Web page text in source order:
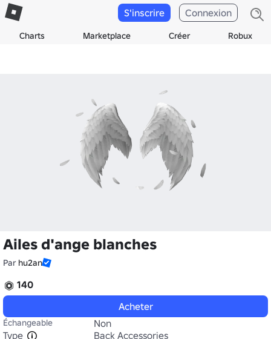
Charts Marketplace Créer Robux
S'inscrire Connexion
Ailes d'ange blanches
Par hu2an
140
Acheter
Échangeable
Non
Type
Back Accessories